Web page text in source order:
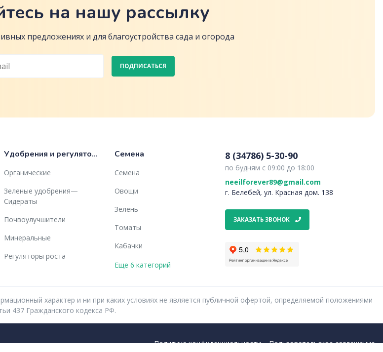
на нашу рассылку
предложениях и для благоустройства сада и огорода
ПОДПИСАТЬСЯ
Удобрения и регуляторы роста
Органические
Зеленые удобрения—
Сидераты
Почвоулучшители
Минеральные
Регуляторы роста
Семена
Семена
Овощи
Зелень
Томаты
Кабачки
Еще 6 категорий
8 (34786) 5-30-90
по будням с 09:00 до 18:00
neeilforever89@gmail.com
г. Белебей, ул. Красная дом. 138
ЗАКАЗАТЬ ЗВОНОК
характер и ни при каких условиях не является публичной офертой, определяемой положениями
437 Гражданского кодекса РФ.
Политика конфиденциальности Пользовательское соглашение